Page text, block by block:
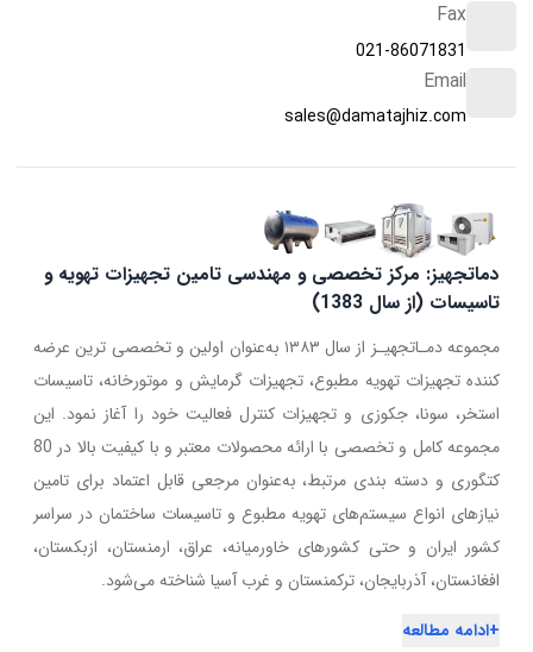
Fax
021-86071831
Email
sales@damatajhiz.com
دماتجهیز: مرکز تخصصی و مهندسی تامین تجهیزات تهویه و
تاسیسات (از سال 1383)
مجموعه دمـاتجهیـز از سال ۱۳۸۳ به‌عنوان اولین و تخصصی ترین عرضه
کننده تجهیزات تهویه مطبوع، تجهیزات گرمایش و موتورخانه، تاسیسات
استخر، سونا، جکوزی و تجهیزات کنترل فعالیت خود را آغاز نمود. این
مجموعه کامل و تخصصی با ارائه محصولات معتبر و با کیفیت بالا در 80
کتگوری و دسته بندی مرتبط، به‌عنوان مرجعی قابل اعتماد برای تامین
نیازهای انواع سیستم‌های تهویه مطبوع و تاسیسات ساختمان در سراسر
کشور ایران و حتی کشورهای خاورمیانه، عراق، ارمنستان، ازبکستان،
افغانستان، آذربایجان، ترکمنستان و غرب آسیا شناخته می‌شود.
+ادامه مطالعه